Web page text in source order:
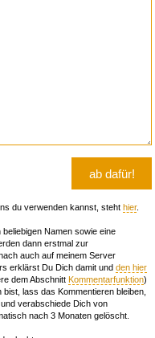
du verwenden kannst, steht hier.
Namen sowie eine
dann erstmal zur
auch auf meinem Server
erklärst Du Dich damit und den hier
dem Abschnitt Kommentarfunktion)
lass das Kommentieren bleiben,
verabschiede Dich von
nach 3 Monaten gelöscht.